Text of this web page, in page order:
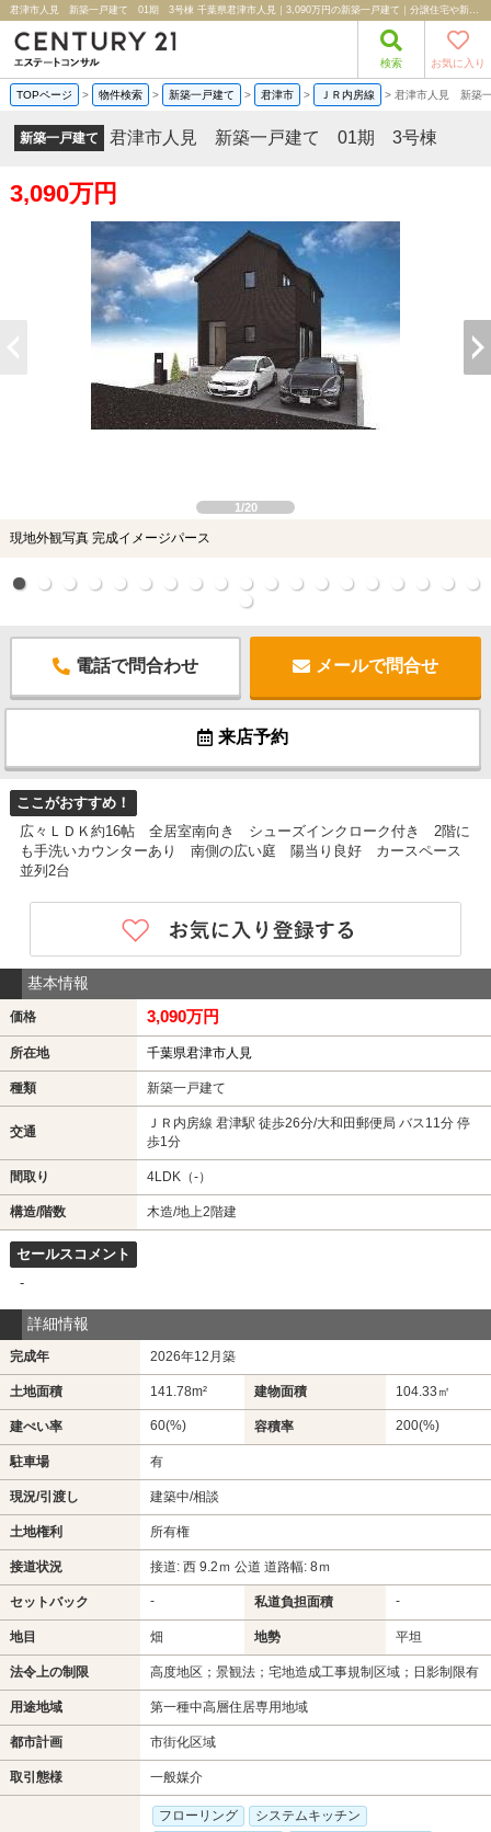
君津市人見 新築一戸建て 01期 3号棟 千葉県君津市人見｜3,090万円の新築一戸建て｜分譲住宅や新築物件｜株式会社エステートコンサル
検索 お気に入り
TOPページ > 物件検索 > 新築一戸建て > 君津市 > ＪＲ内房線 > 君津市人見 新築
新築一戸建て 君津市人見 新築一戸建て 01期 3号棟
3,090万円
1/20
現地外観写真 完成イメージパース
電話で問合わせ メールで問合せ
来店予約
ここがおすすめ！
広々ＬＤＫ約16帖 全居室南向き シューズインクローク付き 2階に
も手洗いカウンターあり 南側の広い庭 陽当り良好 カースペース
並列2台
基本情報
価格 3,090万円
所在地 千葉県君津市人見
種類 新築一戸建て
交通
ＪＲ内房線 君津駅 徒歩26分/大和田郵便局 バス11分 停
歩1分
間取り 4LDK（-）
構造/階数 木造/地上2階建
セールスコメント
-
詳細情報
完成年 2026年12月築
土地面積 141.78m² 建物面積 104.33㎡
建ぺい率 60(%) 容積率 200(%)
駐車場 有
現況/引渡し 建築中/相談
土地権利 所有権
接道状況 接道: 西 9.2ｍ 公道 道路幅: 8ｍ
セットバック - 私道負担面積 -
地目 畑 地勢 平坦
法令上の制限 高度地区；景観法；宅地造成工事規制区域；日影制限有
用途地域 第一種中高層住居専用地域
都市計画 市街化区域
取引態様 一般媒介
フローリング
システムキッチン